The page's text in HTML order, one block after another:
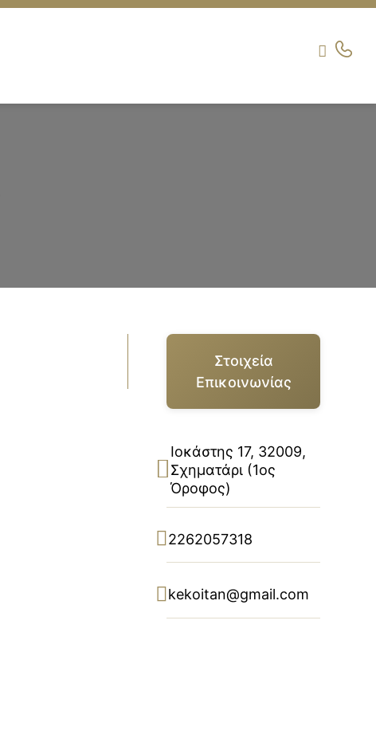
Στοιχεία
Επικοινωνίας
Ιοκάστης 17, 32009,
Σχηματάρι (1ος
Όροφος)
2262057318
kekoitan@gmail.com